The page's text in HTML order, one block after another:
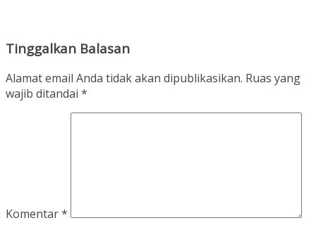
Tinggalkan Balasan
Alamat email Anda tidak akan dipublikasikan. Ruas yang
wajib ditandai *
Komentar*